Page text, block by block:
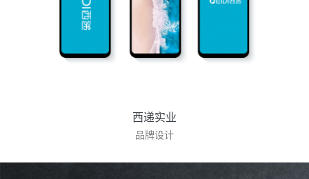
西递实业
品牌设计